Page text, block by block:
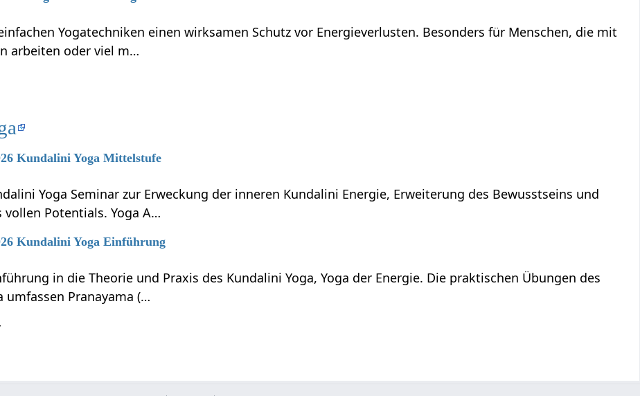
Yogatechniken einen wirksamen Schutz vor Energieverlusten. Besonders für Menschen, die mit
arbeiten oder viel m…
Kundalini Yoga Mittelstufe
Yoga Seminar zur Erweckung der inneren Kundalini Energie, Erweiterung des Bewusstseins und
vollen Potentials. Yoga A…
Kundalini Yoga Einführung
in die Theorie und Praxis des Kundalini Yoga, Yoga der Energie. Die praktischen Übungen des
umfassen Pranayama (…